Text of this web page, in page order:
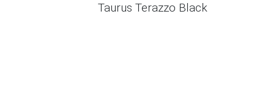
Taurus Terazzo Black